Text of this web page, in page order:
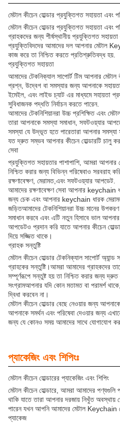
মেটাল কীচেন হোল্ডার প্রযুক্তিগত সহায়তা এবং
মেটাল কীচেন হোল্ডার প্রযুক্তিগত সহায়তা এবং
গ্রাহকদের জন্য শীর্ষস্থানীয় প্রযুক্তিগত
প্রযুক্তিবিদদের আমাদের দল আপনার মেটাল
কাজ করে তা নিশ্চিত করতে প্রতিশ্রুতিবদ্ধ হয়.
প্রযুক্তিগত সহায়তা
আমাদের টেকনিক্যাল সাপোর্ট টিম আপনার
প্রশ্ন, উদ্বেগ বা সমস্যার জন্য আপনাকে
ইমেইল, এবং লাইভ চ্যাট এর মাধ্যমে সহায়তা
সুবিধাজনক পদ্ধতি নির্বাচন করতে পারেন.
আমাদের টেকনিশিয়ানরা উচ্চ প্রশিক্ষিত এবং
তারা আপনাকে সমস্যা সমাধান, সফটওয়্যার
সমস্যা যে উদ্ভূত হতে পারেতারা আপনার
যত দ্রুত সম্ভব আপনার কীচেন হোল্ডারটি চালু
সেবা
প্রযুক্তিগত সহায়তার পাশাপাশি, আমরা আপনার
নিশ্চিত করার জন্য বিভিন্ন পরিষেবাও সরবরাহ
রক্ষণাবেক্ষণ, মেরামত,এবং সফটওয়্যার আপডেট.
আমাদের রক্ষণাবেক্ষণ সেবা আপনার keychain
জন্য চেক এবং আপনার keychain ধারক
জড়িতআমাদের টেকনিশিয়ানরা উচ্চ মানের
সমাধান করবে এবং এটি নতুন হিসাবে ভাল
আপডেটও প্রদান করি যাতে আপনার কীচেন
দিয়ে সজ্জিত থাকে।
গ্রাহক সন্তুষ্টি
মেটাল কীচেন হোল্ডার টেকনিক্যাল সাপোর্ট
গ্রাহকের সন্তুষ্টি।আমরা আমাদের গ্রাহকদের
সম্পূর্ণরূপে সন্তুষ্ট হয় তা নিশ্চিত করার জন্য
সংগ্রামআপনার যদি কোন মতামত বা পরামর্শ
দ্বিধা করবেন না।
মেটাল কীচেন হোল্ডার বেছে নেওয়ার জন্য
আপনাকে সমর্থন এবং পরিষেবা দেওয়ার জন্য
জন্য যে কোনও সময় আমাদের সাথে যোগাযোগ
প্যাকেজিং এবং শিপিংঃ
মেটাল কীচেন হোল্ডারের প্যাকেজিং এবং শিপিং
মেটাল কীচেন হোল্ডারে, আমরা আমাদের পণ্যগুলি
থাকি যাতে তারা আপনার দরজায় নিখুঁত
পারেন যখন আপনি আমাদের মেটাল Keychain
প্যাকেজ